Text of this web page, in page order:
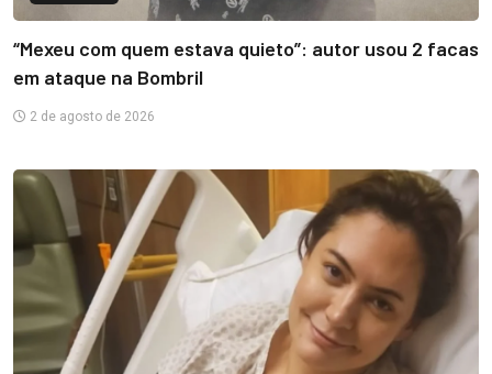
“Mexeu com quem estava quieto”: autor usou 2 facas
em ataque na Bombril
2 de agosto de 2026